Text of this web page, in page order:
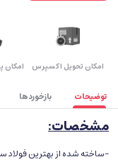
اﻣﮑﺎن ﺗﺤﻮﯾﻞ اﮐﺴﭙﺮس امکان
توضیحات بازخوردها
مشخصات:
-ساخته شده از بهترین